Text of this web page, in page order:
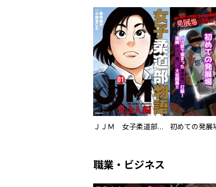
ＪＪＭ 女子柔道部物語 社会人編
職業・ビジネス